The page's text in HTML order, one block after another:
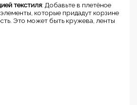
текстиля: Добавьте в плетёное
которые придадут корзине
Это может быть кружева, ленты